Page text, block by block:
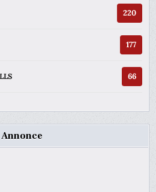
220
177
66
Annonce